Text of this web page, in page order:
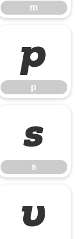
m
p
p
s
s
v